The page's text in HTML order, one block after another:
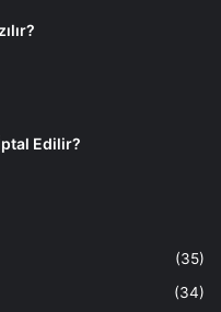
Edilir?
(35)
(34)